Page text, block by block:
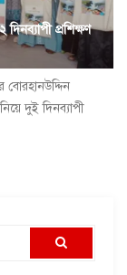
প্রশিক্ষণ
দুই দিনব্যাপী